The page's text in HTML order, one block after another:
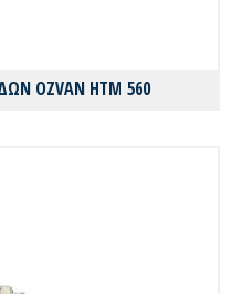
OZVAN HTM 560